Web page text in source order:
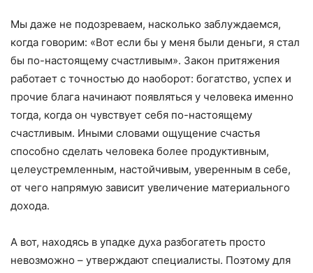
Мы даже не подозреваем, насколько заблуждаемся,
когда говорим: «Вот если бы у меня были деньги, я стал
бы по-настоящему счастливым». Закон притяжения
работает с точностью до наоборот: богатство, успех и
прочие блага начинают появляться у человека именно
тогда, когда он чувствует себя по-настоящему
счастливым. Иными словами ощущение счастья
способно сделать человека более продуктивным,
целеустремленным, настойчивым, уверенным в себе,
от чего напрямую зависит увеличение материального
дохода.
А вот, находясь в упадке духа разбогатеть просто
невозможно – утверждают специалисты. Поэтому для